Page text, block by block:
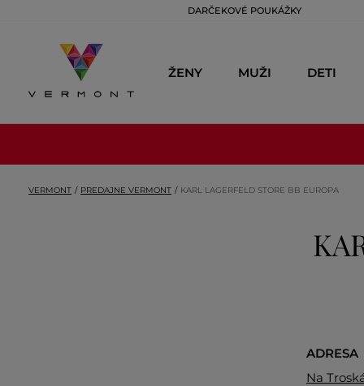
DARČEKOVÉ POUKÁŽKY
ŽENY MUŽI DETI
VERMONT PREDAJNE VERMONT KARL LAGERFELD STORE BB EUROPA
ADRESA
Na